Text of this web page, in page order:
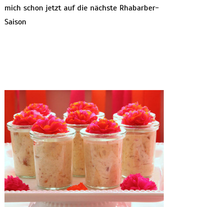
mich schon jetzt auf die nächste Rhabarber-
Saison